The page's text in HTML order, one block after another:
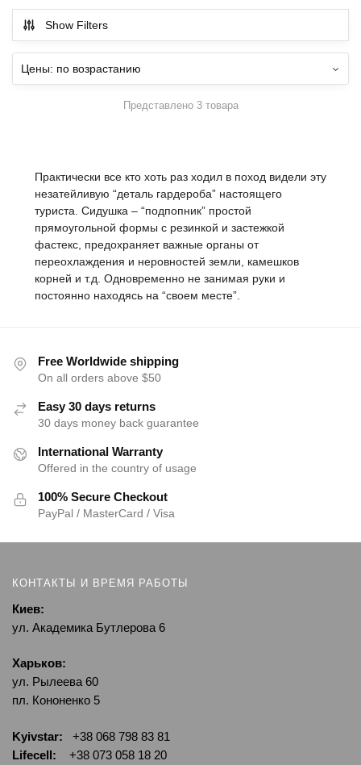
Show Filters
Представлено 3 товара
Практически все кто хоть раз ходил в поход видели эту
незатейливую “деталь гардероба” настоящего
туриста. Сидушка – “подпопник” простой
прямоугольной формы с резинкой и застежкой
фастекс, предохраняет важные органы от
переохлаждения и неровностей земли, камешков
корней и т.д. Одновременно не занимая руки и
постоянно находясь на “своем месте”.
Free Worldwide shipping
On all orders above $50
Easy 30 days returns
30 days money back guarantee
International Warranty
Offered in the country of usage
100% Secure Checkout
PayPal / MasterCard / Visa
КОНТАКТЫ И ВРЕМЯ РАБОТЫ
Киев:
ул. Академика Бутлерова 6
Харьков:
ул. Рылеева 60
пл. Кононенко 5
Kyivstar: +38 068 798 83 81
Lifecell:
+38 073 058 18 20